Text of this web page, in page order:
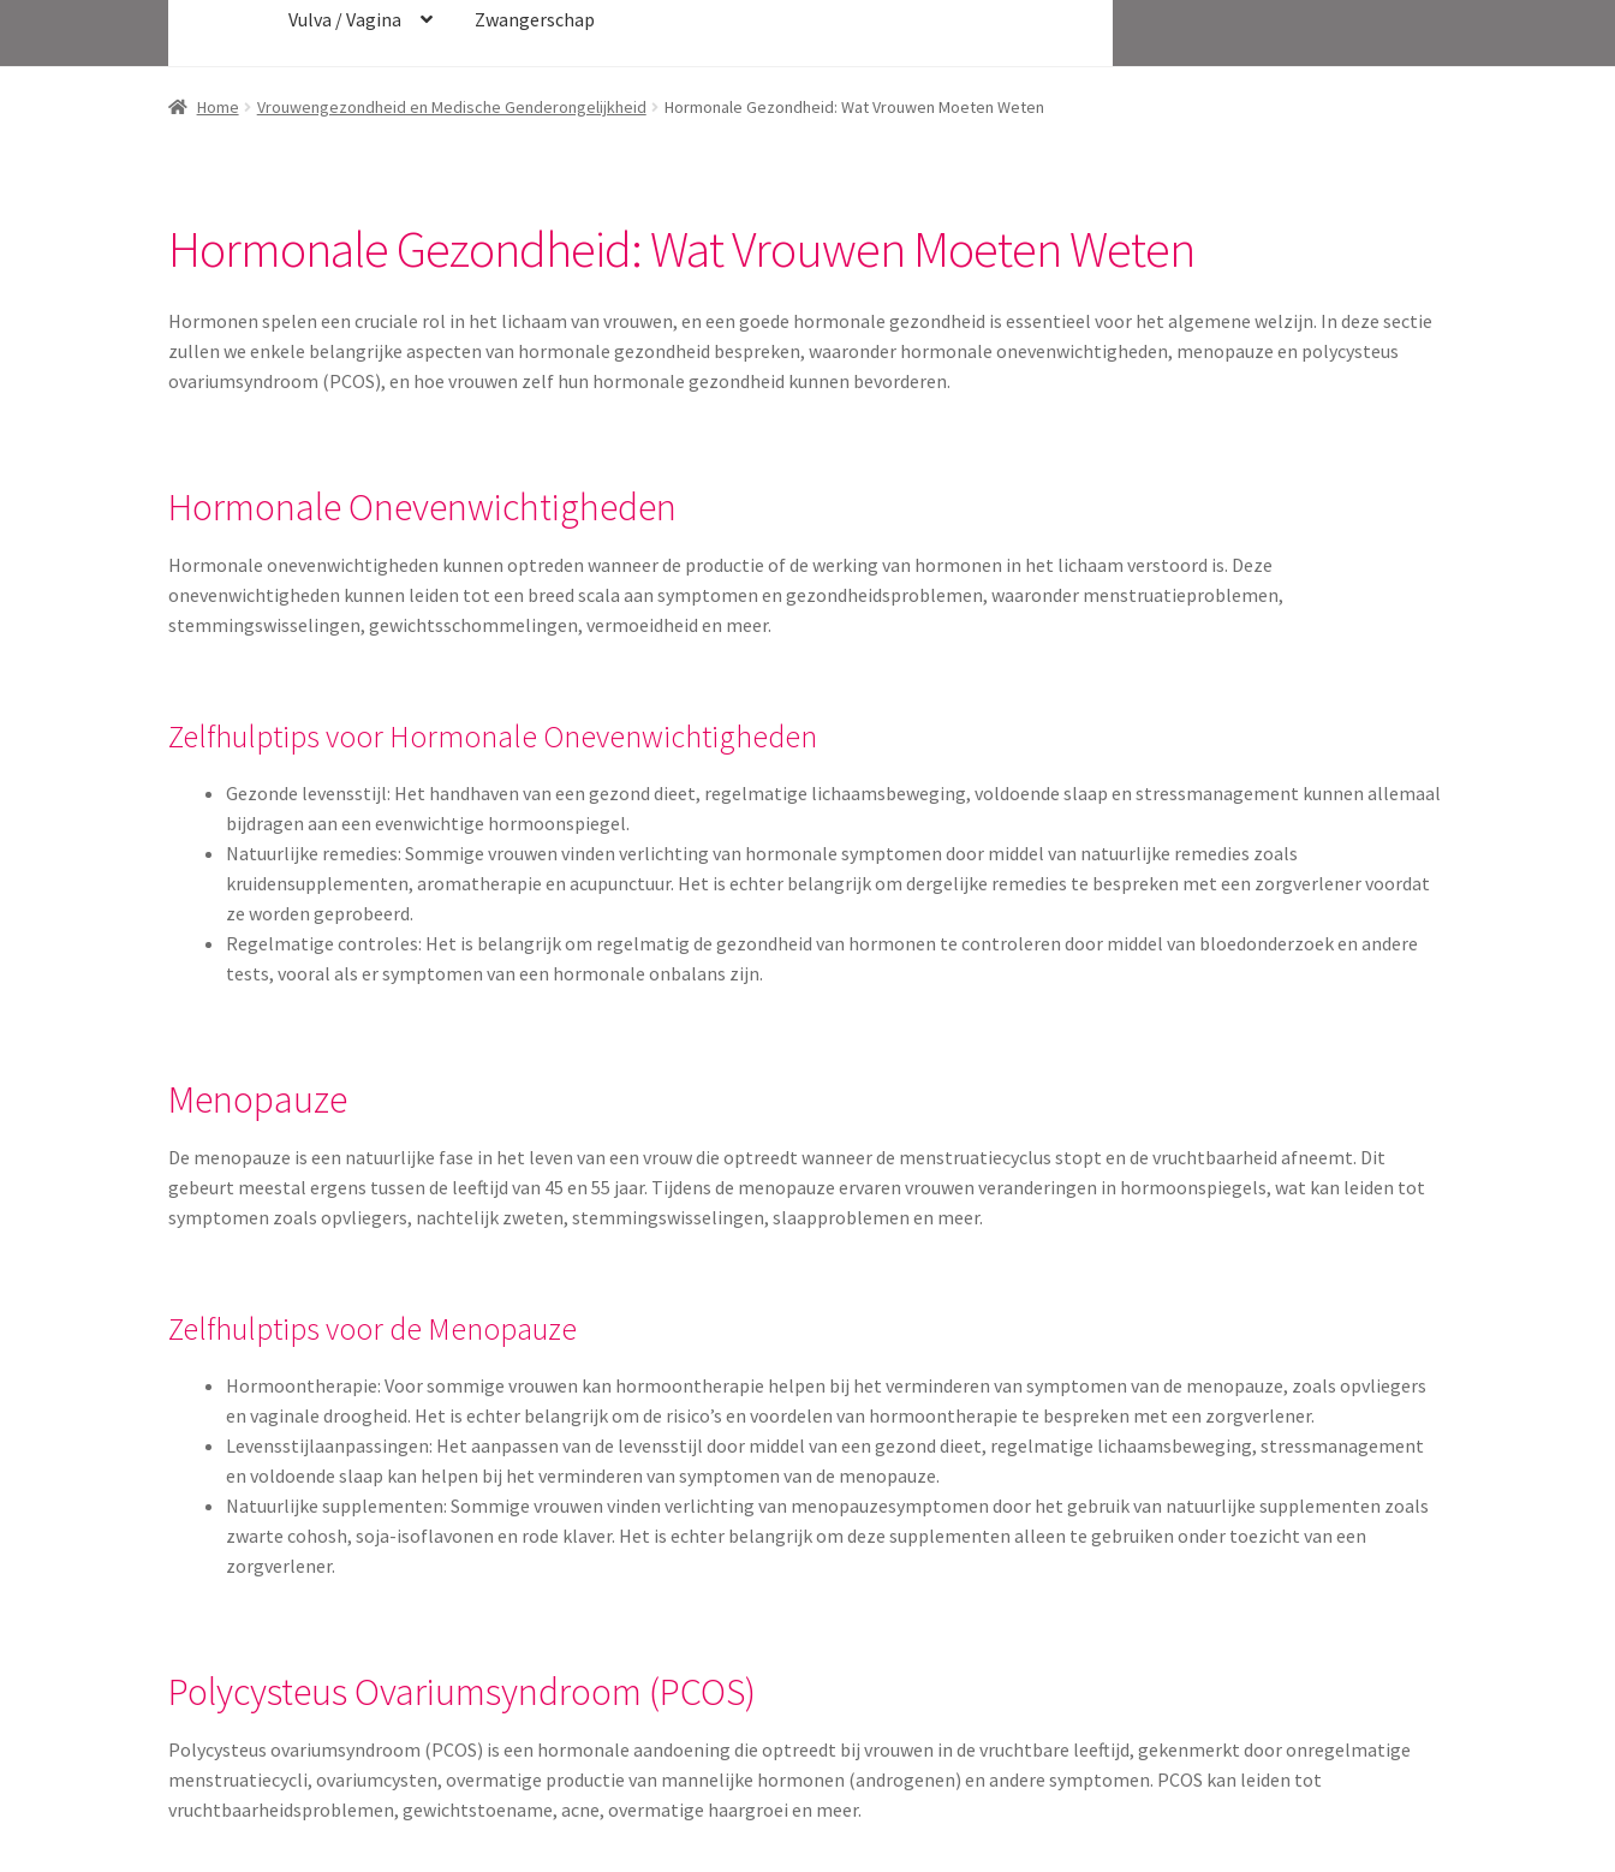
Vulva / Vagina Zwangerschap
Home Vrouwengezondheid en Medische Genderongelijkheid Hormonale Gezondheid: Wat Vrouwen Moeten Weten
Hormonale Gezondheid: Wat Vrouwen Moeten Weten
Hormonen spelen een cruciale rol in het lichaam van vrouwen, en een goede hormonale gezondheid is essentieel voor het algemene welzijn. In deze sectie
zullen we enkele belangrijke aspecten van hormonale gezondheid bespreken, waaronder hormonale onevenwichtigheden, menopauze en polycysteus
ovariumsyndroom (PCOS), en hoe vrouwen zelf hun hormonale gezondheid kunnen bevorderen.
Hormonale Onevenwichtigheden
Hormonale onevenwichtigheden kunnen optreden wanneer de productie of de werking van hormonen in het lichaam verstoord is. Deze
onevenwichtigheden kunnen leiden tot een breed scala aan symptomen en gezondheidsproblemen, waaronder menstruatieproblemen,
stemmingswisselingen, gewichtsschommelingen, vermoeidheid en meer.
Zelfhulptips voor Hormonale Onevenwichtigheden
Gezonde levensstijl: Het handhaven van een gezond dieet, regelmatige lichaamsbeweging, voldoende slaap en stressmanagement kunnen allemaal
bijdragen aan een evenwichtige hormoonspiegel.
Natuurlijke remedies: Sommige vrouwen vinden verlichting van hormonale symptomen door middel van natuurlijke remedies zoals
kruidensupplementen, aromatherapie en acupunctuur. Het is echter belangrijk om dergelijke remedies te bespreken met een zorgverlener voordat
ze worden geprobeerd.
Regelmatige controles: Het is belangrijk om regelmatig de gezondheid van hormonen te controleren door middel van bloedonderzoek en andere
tests, vooral als er symptomen van een hormonale onbalans zijn.
Menopauze
De menopauze is een natuurlijke fase in het leven van een vrouw die optreedt wanneer de menstruatiecyclus stopt en de vruchtbaarheid afneemt. Dit
gebeurt meestal ergens tussen de leeftijd van 45 en 55 jaar. Tijdens de menopauze ervaren vrouwen veranderingen in hormoonspiegels, wat kan leiden tot
symptomen zoals opvliegers, nachtelijk zweten, stemmingswisselingen, slaapproblemen en meer.
Zelfhulptips voor de Menopauze
Hormoontherapie: Voor sommige vrouwen kan hormoontherapie helpen bij het verminderen van symptomen van de menopauze, zoals opvliegers
en vaginale droogheid. Het is echter belangrijk om de risico’s en voordelen van hormoontherapie te bespreken met een zorgverlener.
Levensstijlaanpassingen: Het aanpassen van de levensstijl door middel van een gezond dieet, regelmatige lichaamsbeweging, stressmanagement
en voldoende slaap kan helpen bij het verminderen van symptomen van de menopauze.
Natuurlijke supplementen: Sommige vrouwen vinden verlichting van menopauzesymptomen door het gebruik van natuurlijke supplementen zoals
zwarte cohosh, soja-isoflavonen en rode klaver. Het is echter belangrijk om deze supplementen alleen te gebruiken onder toezicht van een
zorgverlener.
Polycysteus Ovariumsyndroom (PCOS)
Polycysteus ovariumsyndroom (PCOS) is een hormonale aandoening die optreedt bij vrouwen in de vruchtbare leeftijd, gekenmerkt door onregelmatige
menstruatiecycli, ovariumcysten, overmatige productie van mannelijke hormonen (androgenen) en andere symptomen. PCOS kan leiden tot
vruchtbaarheidsproblemen, gewichtstoename, acne, overmatige haargroei en meer.